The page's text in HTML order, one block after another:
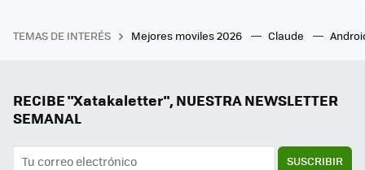
TEMAS DE INTERÉS Mejores moviles 2026 Claude
RECIBE "Xatakaletter", NUESTRA NEWSLETTER
SEMANAL
SUSCRIBIR